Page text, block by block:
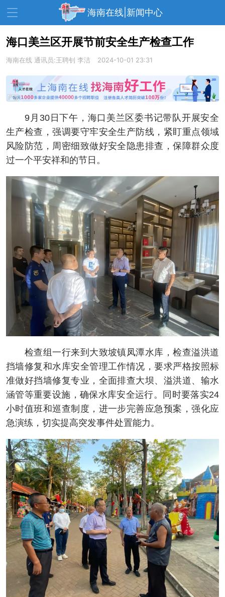
海南在线|新闻中心
资讯中心 热点 旅游
文体 财经
教育 健康 房产
家装 交通 美食
生活 演出 活动
展会 走读海南 周末去哪儿
人才在线 天涯企服
海口美兰区开展节前安全生产检查工作
海南在线 通讯员:王聘钊 李洁 2024-10-01 23:31
9月30日下午，海口美兰区委书记带队开展安全
生产检查，强调要守牢安全生产防线，紧盯重点领域
风险防范，周密细致做好安全隐患排查，保障群众度
过一个平安祥和的节日。
检查组一行来到大致坡镇凤潭水库，检查溢洪道
挡墙修复和水库安全管理工作情况，要求严格按照标
准做好挡墙修复专业，全面排查大坝、溢洪道、输水
涵管等重要设施，确保水库安全运行。同时要落实24
小时值班和巡查制度，进一步完善应急预案，强化应
急演练，切实提高突发事件处置能力。